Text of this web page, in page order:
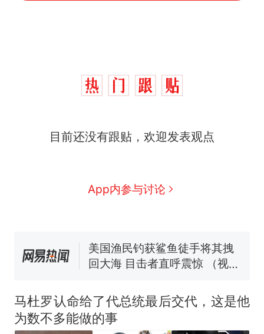
目前还没有跟贴，欢迎发表观点
App内参与讨论
热
西班牙飞地休达边境，摩洛
洛哥涌入西班牙
号，仅凭视频评出？中国烹饪
140多朵
美国一场追捕行动中，一男子
在车辆行驶中爬上车顶跳舞。
美国渔民钓获鲨鱼徒手将其拽
回大海 目击者直呼震惊 （视频
哥士兵搬起大石块投向移民引
争议，此前一天内数万人从摩
洛哥涌入西班牙
马杜罗认命给了代总统最后交代，这是他
为数不多能做的事